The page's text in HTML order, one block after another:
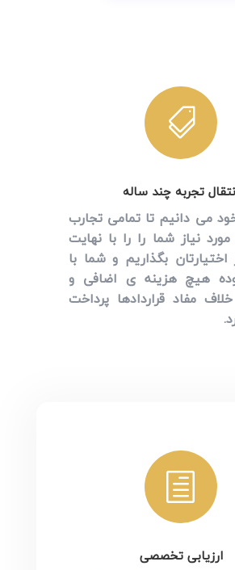

تجربه چند ساله
می دانیم تا تمامی تجارب
نیاز شما را را با نهایت
بگذاریم و شما با
هیچ هزینه ی اضافی و
مفاد قراردادها پرداخت
h
ارزیابی تخصصی